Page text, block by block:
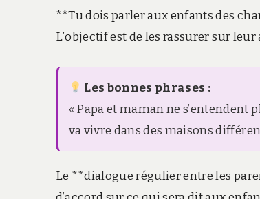
**Tu dois parler aux enfants des
L’objectif est de les rassurer sur
Les bonnes phrases :
« Papa et maman ne s’entendent
va vivre dans des maisons
Le **dialogue régulier entre les